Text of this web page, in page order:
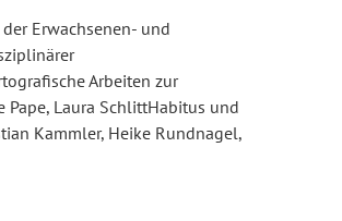
Erwachsenen- und
Arbeiten zur
Laura SchlittHabitus und
Kammler, Heike Rundnagel,